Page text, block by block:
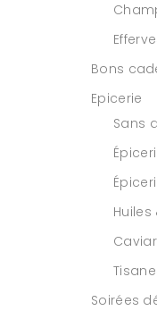
Bons
Epicerie
Sans
Huiles
Caviar
Soirées